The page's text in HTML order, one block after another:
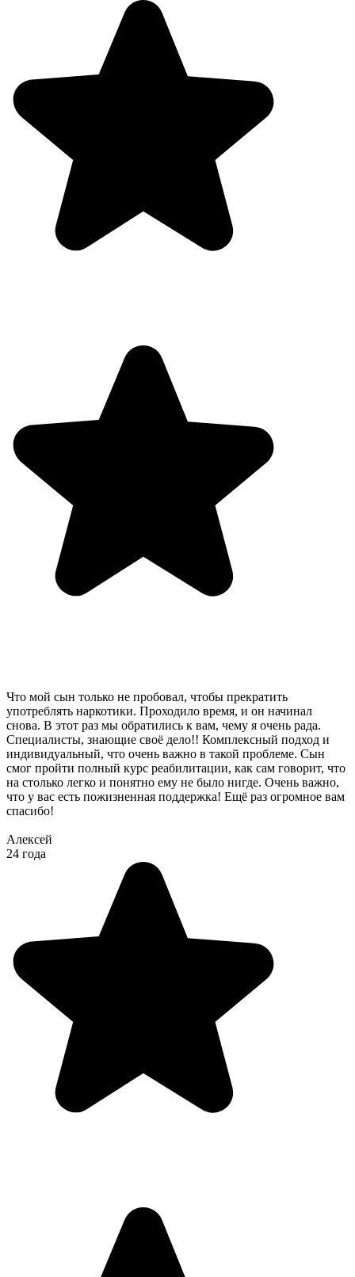
Что мой сын только не пробовал, чтобы прекратить
употреблять наркотики. Проходило время, и он начинал
снова. В этот раз мы обратились к вам, чему я очень рада.
Специалисты, знающие своё дело!! Комплексный подход и
индивидуальный, что очень важно в такой проблеме. Сын
смог пройти полный курс реабилитации, как сам говорит, что
на столько легко и понятно ему не было нигде. Очень важно,
что у вас есть пожизненная поддержка! Ещё раз огромное вам
спасибо!
Алексей
24 года